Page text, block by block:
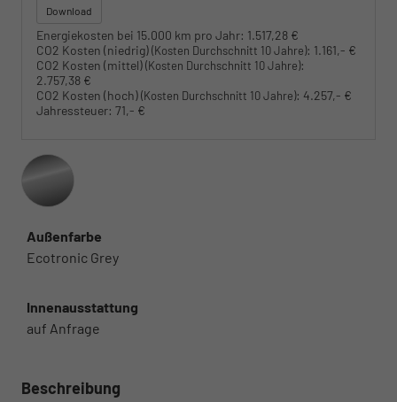
Download
Energiekosten bei 15.000 km pro Jahr: 1.517,28 €
CO2 Kosten (niedrig)(Kosten Durchschnitt 10 Jahre): 1.161,- €
CO2 Kosten (mittel)(Kosten Durchschnitt 10 Jahre):
2.757,38 €
CO2 Kosten (hoch)(Kosten Durchschnitt 10 Jahre): 4.257,- €
Jahressteuer: 71,- €
Außenfarbe
Ecotronic Grey
Innenausstattung
auf Anfrage
Beschreibung